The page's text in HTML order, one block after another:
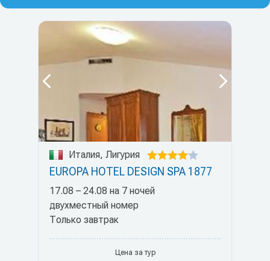
Италия, Лигурия
EUROPA HOTEL DESIGN SPA 1877
17.08 – 24.08 на 7 ночей
двухместный номер
Только завтрак
Цена за тур